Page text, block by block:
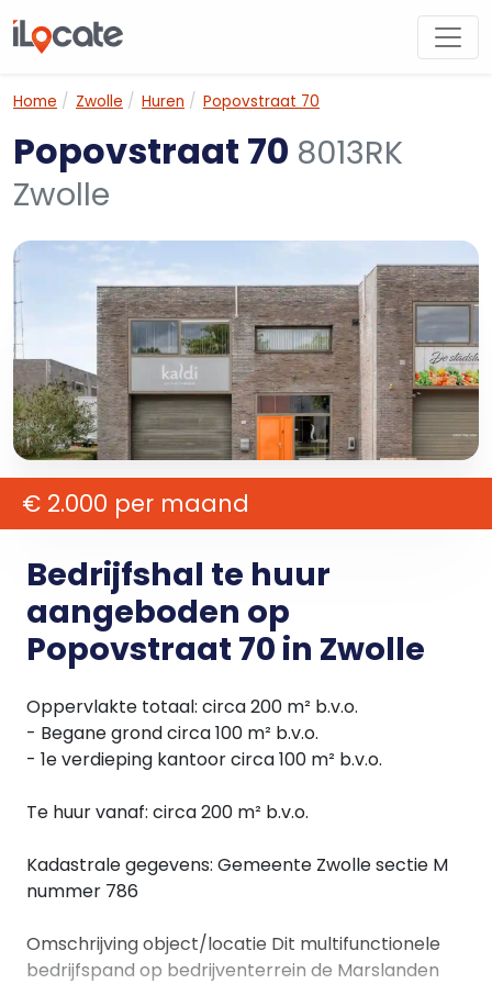
Home Zwolle Huren Popovstraat 70
Popovstraat 70 8013RK
Zwolle
€ 2.000 per maand
Bedrijfshal te huur
aangeboden op
Popovstraat 70 in Zwolle
Oppervlakte totaal: circa 200 m² b.v.o.
- Begane grond circa 100 m² b.v.o.
- 1e verdieping kantoor circa 100 m² b.v.o.
Te huur vanaf: circa 200 m² b.v.o.
Kadastrale gegevens: Gemeente Zwolle sectie M
nummer 786
Omschrijving object/locatie Dit multifunctionele
bedrijfspand op bedrijventerrein de Marslanden